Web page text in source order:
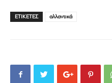
ΕΤΙΚΕΤΕΣ αλλαντικά